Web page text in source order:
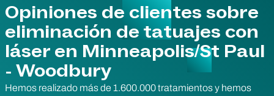
Opiniones de clientes sobre
eliminación de tatuajes con
láser en Minneapolis/St Paul
- Woodbury
Hemos realizado más de 1.600.000 tratamientos y hemos